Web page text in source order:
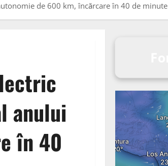
de 600 km, încărcare în 40 de minute
anului
în 40